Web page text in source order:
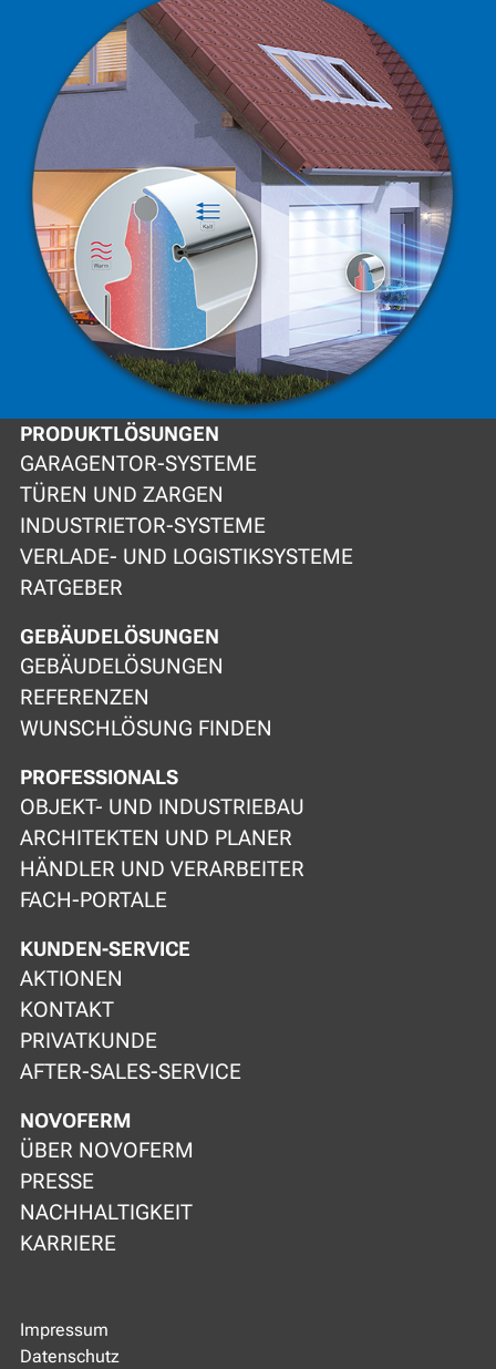
PRODUKTLÖSUNGEN
GARAGENTOR-SYSTEME
TÜREN UND ZARGEN
INDUSTRIETOR-SYSTEME
VERLADE- UND LOGISTIKSYSTEME
RATGEBER
GEBÄUDELÖSUNGEN
GEBÄUDELÖSUNGEN
REFERENZEN
WUNSCHLÖSUNG FINDEN
PROFESSIONALS
OBJEKT- UND INDUSTRIEBAU
ARCHITEKTEN UND PLANER
HÄNDLER UND VERARBEITER
FACH-PORTALE
KUNDEN-SERVICE
AKTIONEN
KONTAKT
PRIVATKUNDE
AFTER-SALES-SERVICE
NOVOFERM
ÜBER NOVOFERM
PRESSE
NACHHALTIGKEIT
KARRIERE
Impressum
Datenschutz